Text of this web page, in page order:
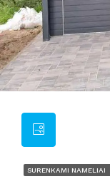
SURENKAMI NAMELIAI